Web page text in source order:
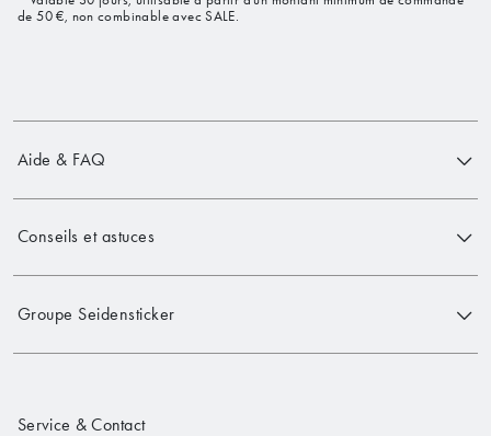
de 50 €, non combinable avec SALE.
Aide & FAQ
Conseils et astuces
Groupe Seidensticker
Service & Contact